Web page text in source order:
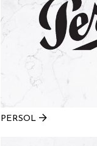
PERSOL